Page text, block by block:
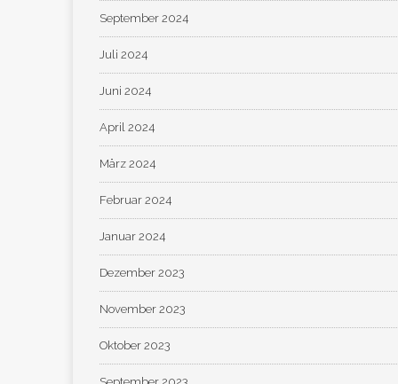
September 2024
Juli 2024
Juni 2024
April 2024
März 2024
Februar 2024
Januar 2024
Dezember 2023
November 2023
Oktober 2023